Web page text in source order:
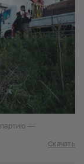
партию —
Скачать